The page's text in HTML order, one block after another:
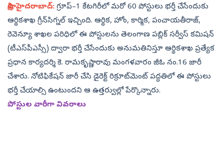
సాక్షి, హైదరాబాద్‌: గ్రూప్‌–1 కేటగిరీలో మరో 60 పోస్టులు భర్తీ చేసేందుకు
ఆర్థికశాఖ గ్రీన్‌సిగ్నల్‌ ఇచ్చింది. ఆర్థిక, హోం, కార్మిక, పంచాయతీరాజ్,
రెవెన్యూ శాఖల పరిధిలో ఈ పోస్టులను తెలంగాణ పబ్లిక్‌ సర్వీస్‌ కమిషన్‌
(టీఎస్‌పీఎస్సీ) ద్వారా భర్తీ చేసేందుకు అనుమతినిస్తూ ఆర్థికశాఖ ప్రత్యేక
ప్రధాన కార్యదర్శి కె. రామకృష్ణారావు మంగళవారం జీఓ నం.16 జారీ
చేశారు. నోటిఫికేషన్‌ జారీ చేసి డైరెక్ట్‌ రిక్రూట్‌మెంట్‌ పద్ధతిలో ఈ పోస్టులు
భర్తీ చేయాల్సి ఉంటుందని ఆ ఉత్తర్వుల్లో పేర్కొన్నారు.
పోస్టుల వారీగా వివరాలు